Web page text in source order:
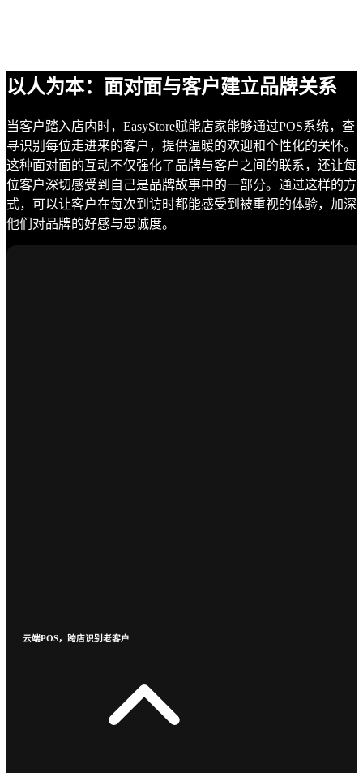
以人为本：面对面与客户建立品牌关系
当客户踏入店内时，EasyStore赋能店家能够通过POS系统，查
寻识别每位走进来的客户，提供温暖的欢迎和个性化的关怀。
这种面对面的互动不仅强化了品牌与客户之间的联系，还让每
位客户深切感受到自己是品牌故事中的一部分。通过这样的方
式，可以让客户在每次到访时都能感受到被重视的体验，加深
他们对品牌的好感与忠诚度。
云端POS，跨店识别老客户